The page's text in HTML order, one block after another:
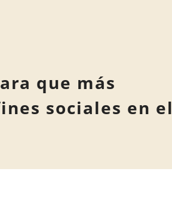
que más
sociales en el